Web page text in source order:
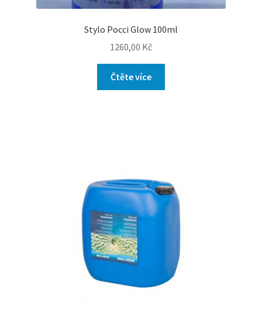
Stylo Pocci Glow 100ml
1260,00 Kč
Čtěte více